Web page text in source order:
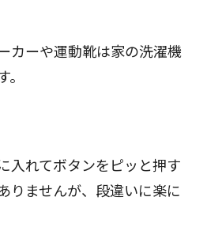
カーや運動靴は家の洗濯機
入れてボタンをピッと押す
りませんが、段違いに楽に